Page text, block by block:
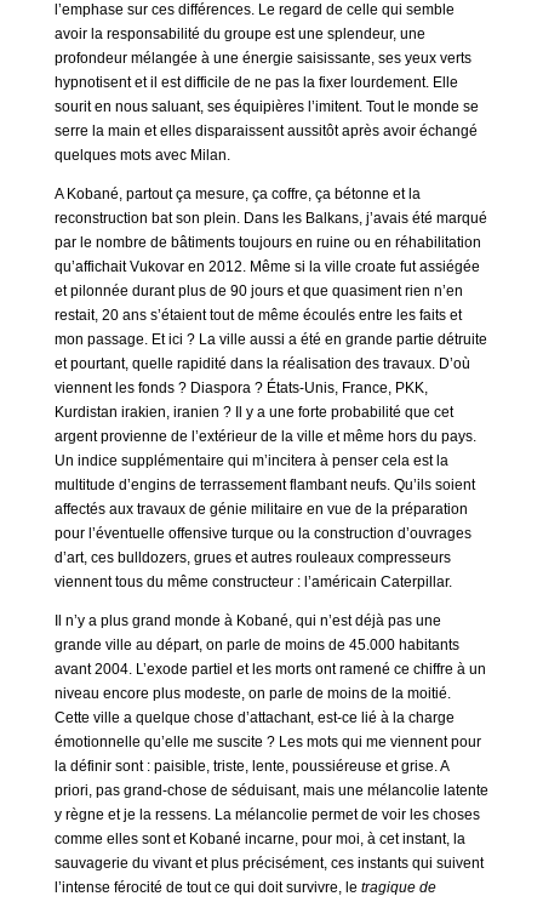
l’emphase sur ces différences. Le regard de celle qui semble
avoir la responsabilité du groupe est une splendeur, une
profondeur mélangée à une énergie saisissante, ses yeux verts
hypnotisent et il est difficile de ne pas la fixer lourdement. Elle
sourit en nous saluant, ses équipières l’imitent. Tout le monde se
serre la main et elles disparaissent aussitôt après avoir échangé
quelques mots avec Milan.
A Kobané, partout ça mesure, ça coffre, ça bétonne et la
reconstruction bat son plein. Dans les Balkans, j’avais été marqué
par le nombre de bâtiments toujours en ruine ou en réhabilitation
qu’affichait Vukovar en 2012. Même si la ville croate fut assiégée
et pilonnée durant plus de 90 jours et que quasiment rien n’en
restait, 20 ans s’étaient tout de même écoulés entre les faits et
mon passage. Et ici ? La ville aussi a été en grande partie détruite
et pourtant, quelle rapidité dans la réalisation des travaux. D’où
viennent les fonds ? Diaspora ? États-Unis, France, PKK,
Kurdistan irakien, iranien ? Il y a une forte probabilité que cet
argent provienne de l’extérieur de la ville et même hors du pays.
Un indice supplémentaire qui m’incitera à penser cela est la
multitude d’engins de terrassement flambant neufs. Qu’ils soient
affectés aux travaux de génie militaire en vue de la préparation
pour l’éventuelle offensive turque ou la construction d’ouvrages
d’art, ces bulldozers, grues et autres rouleaux compresseurs
viennent tous du même constructeur : l’américain Caterpillar.
Il n’y a plus grand monde à Kobané, qui n’est déjà pas une
grande ville au départ, on parle de moins de 45.000 habitants
avant 2004. L’exode partiel et les morts ont ramené ce chiffre à un
niveau encore plus modeste, on parle de moins de la moitié.
Cette ville a quelque chose d’attachant, est-ce lié à la charge
émotionnelle qu’elle me suscite ? Les mots qui me viennent pour
la définir sont : paisible, triste, lente, poussiéreuse et grise. A
priori, pas grand-chose de séduisant, mais une mélancolie latente
y règne et je la ressens. La mélancolie permet de voir les choses
comme elles sont et Kobané incarne, pour moi, à cet instant, la
sauvagerie du vivant et plus précisément, ces instants qui suivent
l’intense férocité de tout ce qui doit survivre, le tragique de